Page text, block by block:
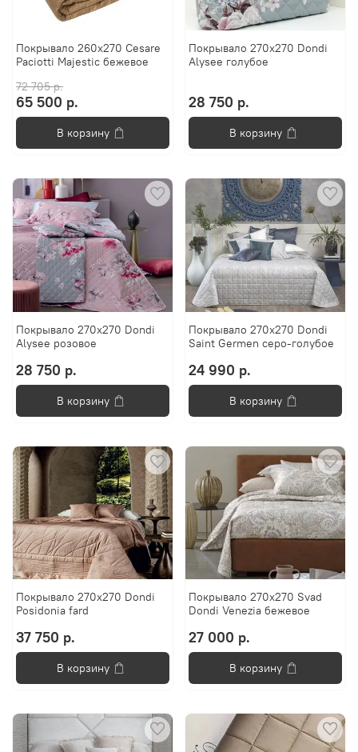
Покрывало 260х270 Cesare
Paciotti Majestic бежевое
72 705 р.
65 500 р.
В корзину
Покрывало 270х270 Dondi
Alysee голубое
28 750 р.
В корзину
Покрывало 270х270 Dondi
Alysee розовое
28 750 р.
В корзину
Покрывало 270х270 Dondi
Saint Germen серо-голубое
24 990 р.
В корзину
Покрывало 270х270 Dondi
Posidonia fard
37 750 р.
В корзину
Покрывало 270х270 Svad
Dondi Venezia бежевое
27 000 р.
В корзину